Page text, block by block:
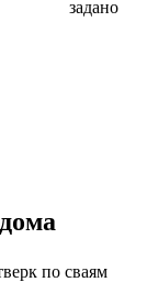
задано
по сваям